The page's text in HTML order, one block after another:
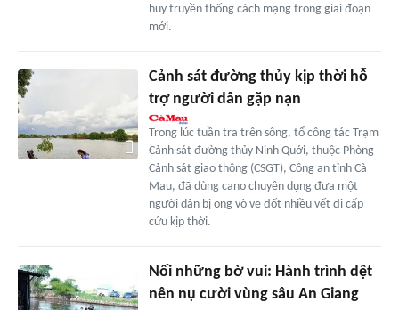
huy truyền thống cách mạng trong giai đoạn
mới.
Cảnh sát đường thủy kịp thời hỗ
trợ người dân gặp nạn
Trong lúc tuần tra trên sông, tổ công tác Trạm
Cảnh sát đường thủy Ninh Quới, thuộc Phòng
Cảnh sát giao thông (CSGT), Công an tỉnh Cà
Mau, đã dùng cano chuyên dụng đưa một
người dân bị ong vò vẽ đốt nhiều vết đi cấp
cứu kịp thời.
Nối những bờ vui: Hành trình dệt
nên nụ cười vùng sâu An Giang